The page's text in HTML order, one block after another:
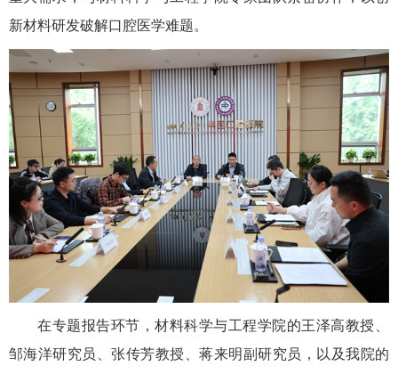
新材料研发破解口腔医学难题。
在专题报告环节，材料科学与工程学院的王泽高教授、
邹海洋研究员、张传芳教授、蒋来明副研究员，以及我院的